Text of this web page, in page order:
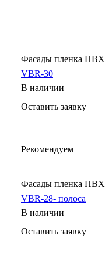
Фасады пленка ПВХ
VBR-30
В наличии
Оставить заявку
Рекомендуем
Фасады пленка ПВХ
VBR-28- полоса
В наличии
Оставить заявку